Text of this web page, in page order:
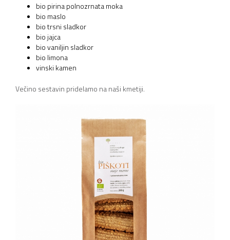
bio pirina polnozrnata moka
bio maslo
bio trsni sladkor
bio jajca
bio vaniljin sladkor
bio limona
vinski kamen
Večino sestavin pridelamo na naši kmetiji.